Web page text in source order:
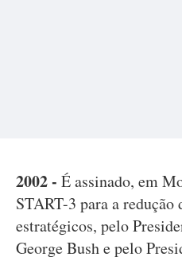
2002 - É assinado, em
START-3 para a redução
estratégicos, pelo
George Bush e pelo